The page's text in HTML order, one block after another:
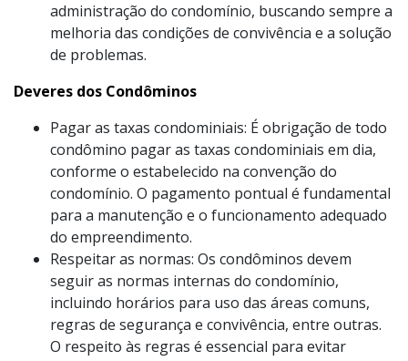
administração do condomínio, buscando sempre a
melhoria das condições de convivência e a solução
de problemas.
Deveres dos Condôminos
Pagar as taxas condominiais: É obrigação de todo
condômino pagar as taxas condominiais em dia,
conforme o estabelecido na convenção do
condomínio. O pagamento pontual é fundamental
para a manutenção e o funcionamento adequado
do empreendimento.
Respeitar as normas: Os condôminos devem
seguir as normas internas do condomínio,
incluindo horários para uso das áreas comuns,
regras de segurança e convivência, entre outras.
O respeito às regras é essencial para evitar